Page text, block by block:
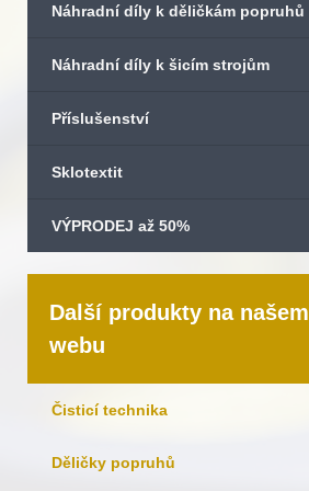
Náhradní díly k děličkám popruhů
Náhradní díly k šicím strojům
Příslušenství
Sklotextit
VÝPRODEJ až 50%
Další produkty na našem
webu
Čisticí technika
Děličky popruhů